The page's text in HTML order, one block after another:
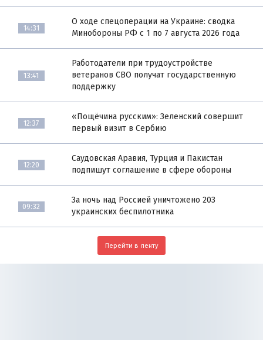
14:31
О ходе спецоперации на Украине: сводка
Минобороны РФ с 1 по 7 августа 2026 года
13:41
Работодатели при трудоустройстве
ветеранов СВО получат государственную
поддержку
12:37
«Пощёчина русским»: Зеленский совершит
первый визит в Сербию
12:20
Саудовская Аравия, Турция и Пакистан
подпишут соглашение в сфере обороны
09:32
За ночь над Россией уничтожено 203
украинских беспилотника
Перейти в ленту